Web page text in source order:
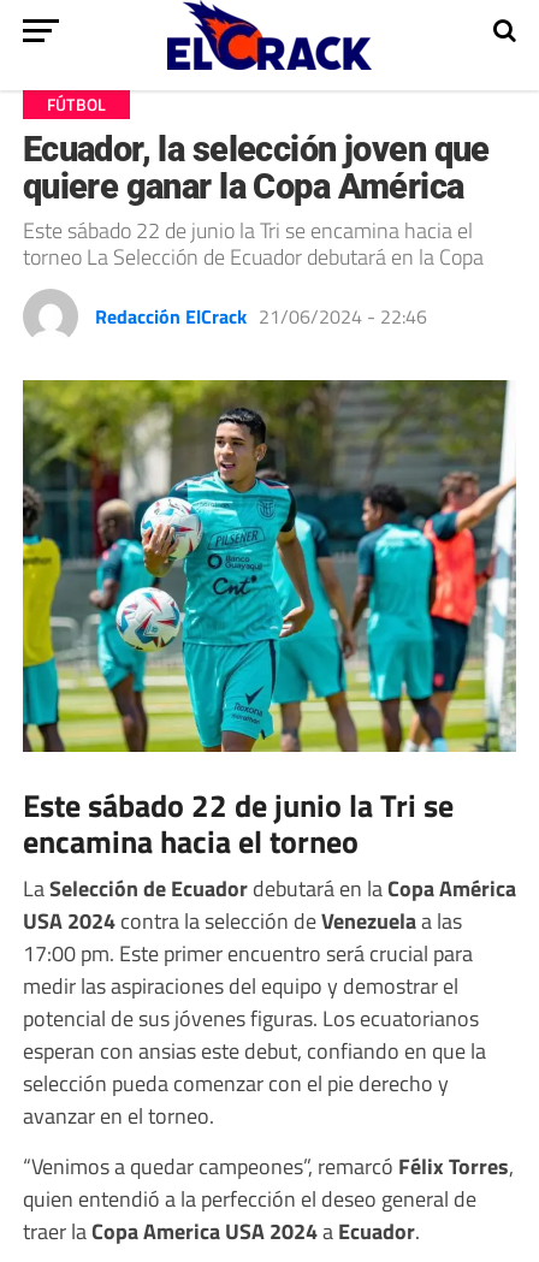
FÚTBOL
Ecuador, la selección joven que
quiere ganar la Copa América
Este sábado 22 de junio la Tri se encamina hacia el
torneo La Selección de Ecuador debutará en la Copa
Redacción ElCrack 21/06/2024 - 22:46
Este sábado 22 de junio la Tri se
encamina hacia el torneo
LaSelección de Ecuadordebutará en laCopa América
USA 2024contra la selección deVenezuelaa las
17:00 pm. Este primer encuentro será crucial para
medir las aspiraciones del equipo y demostrar el
potencial de sus jóvenes figuras. Los ecuatorianos
esperan con ansias este debut, confiando en que la
selección pueda comenzar con el pie derecho y
avanzar en el torneo.
“Venimos a quedar campeones”, remarcó Félix Torres,
quien entendió a la perfección el deseo general de
traer laCopa America USA 2024aEcuador.